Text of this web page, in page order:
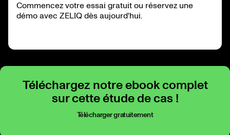
Commencez votre essai gratuit ou réservez une
démo avec ZELIQ dès aujourd'hui.
Téléchargez notre ebook complet
sur cette étude de cas !
Télécharger gratuitement